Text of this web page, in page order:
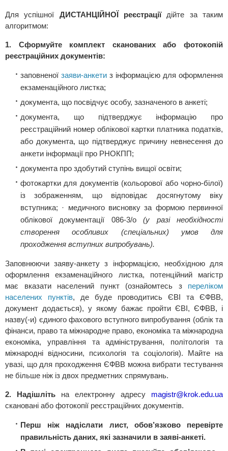
Для успішної ДИСТАНЦІЙНОЇ реєстрації дійте за таким
алгоритмом:
1. Сформуйте комплект сканованих або фотокопій
реєстраційних документів:
заповненої заяви-анкети з інформацією для оформлення
екзаменаційного листка;
документа, що посвідчує особу, зазначеного в анкеті;
документа, що підтверджує інформацію про
реєстраційний номер облікової картки платника податків,
або документа, що підтверджує причину невнесення до
анкети інформації про РНОКПП;
документа про здобутий ступінь вищої освіти;
фотокартки для документів (кольорової або чорно-білої)
із зображенням, що відповідає досягнутому віку
вступника; · медичного висновку за формою первинної
облікової документації 086-3/о(у разі необхідності
створення особливих (спеціальних) умов для
проходження вступних випробувань).
Заповнюючи заяву-анкету з інформацією, необхідною для
оформлення екзаменаційного листка, потенційний магістр
має вказати населений пункт (ознайомтесь з переліком
населених пунктів, де буде проводитись ЄВІ та ЄФВВ,
документ додається), у якому бажає пройти ЄВІ, ЄФВВ, і
назву(-и) єдиного фахового вступного випробування (облік та
фінанси, право та міжнародне право, економіка та міжнародна
економіка, управління та адміністрування, політологія та
міжнародні відносини, психологія та соціологія). Майте на
увазі, що для проходження ЄФВВ можна вибрати тестування
не більше ніж із двох предметних спрямувань.
2. Надішліть на електронну адресу magistr@krok.edu.ua
скановані або фотокопії реєстраційних документів.
Перш ніж надіслати лист, обов’язково перевірте
правильність даних, які зазначили в заяві-анкеті.